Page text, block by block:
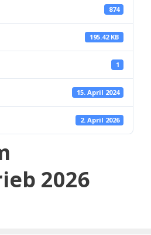
874
195.42 KB
1
15. April 2024
2. April 2026
2026